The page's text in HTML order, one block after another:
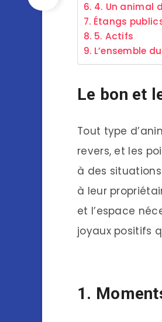
4. Un animal
Étangs
5. Actifs
L’ensemble
Le bon et
Tout type
revers, et les
à des
à leur
et l’espace
joyaux positifs
1.